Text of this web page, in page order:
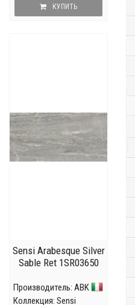
КУПИТЬ
Sensi Arabesque Silver
Sable Ret 1SR03650
Производитель: ABK
Коллекция: Sensi